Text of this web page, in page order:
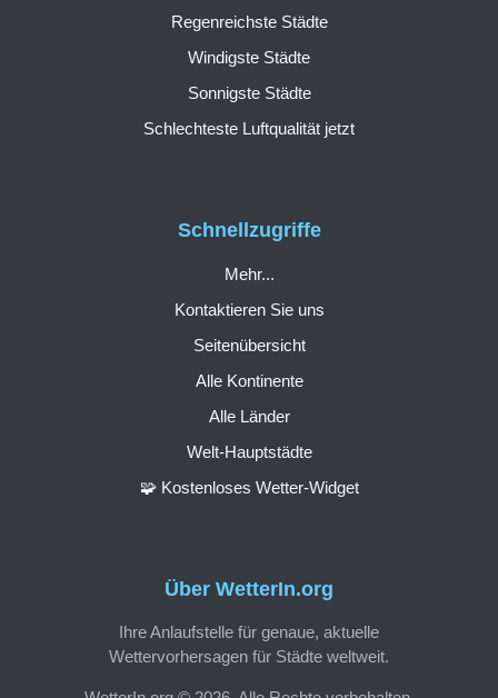
Über WetterIn.org
Ihre Anlaufstelle für genaue, aktuelle
Wettervorhersagen für Städte weltweit.
Schnellzugriffe
Mehr...
Kontaktieren Sie uns
Seitenübersicht
Alle Kontinente
Alle Länder
Welt-Hauptstädte
🧩 Kostenloses Wetter-Widget
Regenreichste Städte
Windigste Städte
Sonnigste Städte
Schlechteste Luftqualität jetzt